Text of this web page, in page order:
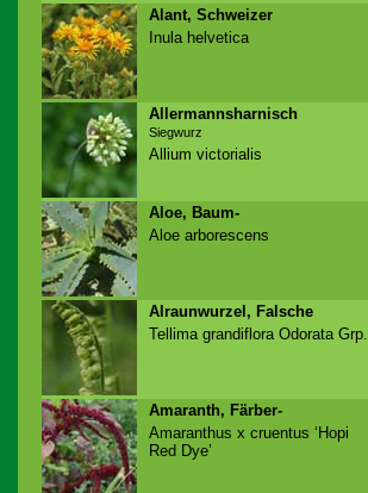
Alant, Schweizer
Inula helvetica
Allermannsharnisch
Siegwurz
Allium victorialis
Aloe, Baum-
Aloe arborescens
Alraunwurzel, Falsche
Tellima grandiflora Odorata Grp.
Amaranth, Färber-
Amaranthus x cruentus ‘Hopi
Red Dye’